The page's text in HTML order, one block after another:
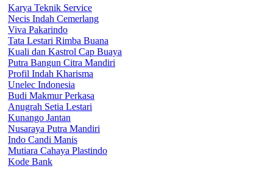
Karya Teknik Service
Necis Indah Cemerlang
Viva Pakarindo
Tata Lestari Rimba Buana
Kuali dan Kastrol Cap Buaya
Putra Bangun Citra Mandiri
Profil Indah Kharisma
Unelec Indonesia
Budi Makmur Perkasa
Anugrah Setia Lestari
Kunango Jantan
Nusaraya Putra Mandiri
Indo Candi Manis
Mutiara Cahaya Plastindo
Kode Bank